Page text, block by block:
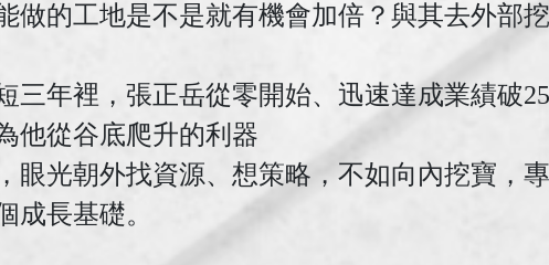
做的工地是不是就有機會加倍？與其去外部
三年裡，張正岳從零開始、迅速達成業績破
他從谷底爬升的利器
眼光朝外找資源、想策略，不如向內挖寶，
成長基礎。